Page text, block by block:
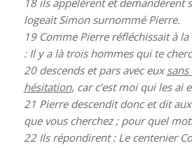
logeait Simon surnommé Pierre.
19Comme Pierre réfléchissait à la
: Il y a là trois hommes qui te
20descends et pars avec eux
hésitation, car c’est moi qui les ai
21 Pierre descendit donc et dit
que vous cherchez ; pour quel
22Ils répondirent : Le centenier